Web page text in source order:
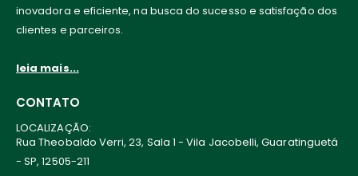
inovadora e eficiente, na busca do sucesso e satisfação dos
clientes e parceiros.
leia mais...
CONTATO
LOCALIZAÇÃO:
Rua Theobaldo Verri, 23, Sala 1 - Vila Jacobelli, Guaratinguetá
- SP, 12505-211